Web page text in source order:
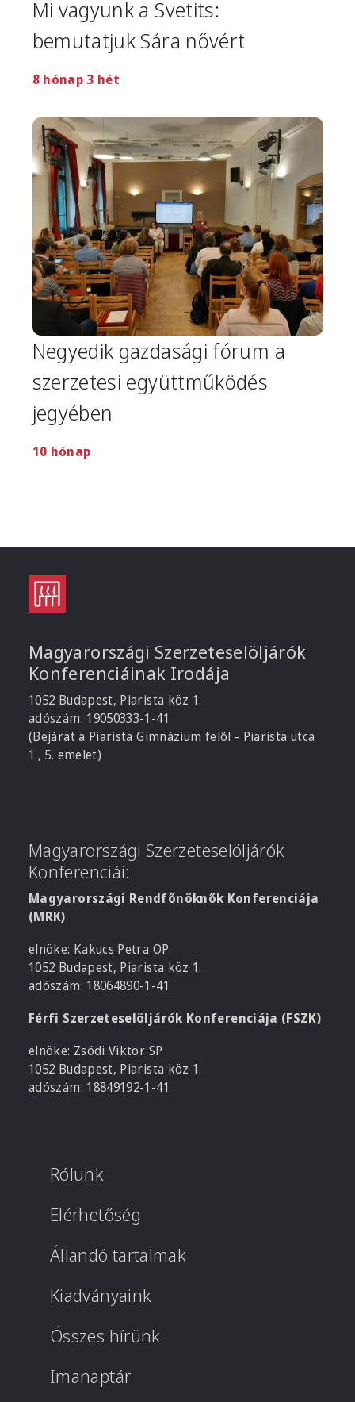
Mi vagyunk a Svetits:
bemutatjuk Sára nővért
8 hónap 3 hét
Image
Negyedik gazdasági fórum a
szerzetesi együttműködés
jegyében
10 hónap
Magyarországi Szerzeteselöljárók
Konferenciáinak Irodája
1052 Budapest, Piarista köz 1.
adószám: 19050333-1-41
(Bejárat a Piarista Gimnázium felől - Piarista utca
1., 5. emelet)
Magyarországi Szerzeteselöljárók
Konferenciái:
Magyarországi Rendfőnöknők Konferenciája
(MRK)
elnöke: Kakucs Petra OP
1052 Budapest, Piarista köz 1.
adószám: 18064890-1-41
Férfi Szerzeteselöljárók Konferenciája (FSZK)
elnöke: Zsódi Viktor SP
1052 Budapest, Piarista köz 1.
adószám: 18849192-1-41
Rólunk
Elérhetőség
Állandó tartalmak
Kiadványaink
Összes hírünk
Imanaptár